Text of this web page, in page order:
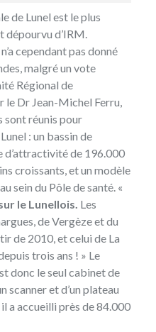
de Lunel est le plus
dépourvu d’IRM.
cependant pas donné
malgré un vote
Régional de
le Dr Jean-Michel Ferru,
sont réunis pour
: un bassin de
d’attractivité de 196.000
croissants, et un modèle
sein du Pôle de santé. «
le Lunellois. Les
de Vergèze et du
de 2010, et celui de La
trois ans ! » Le
donc le seul cabinet de
scanner et d’un plateau
a accueilli près de 84.000